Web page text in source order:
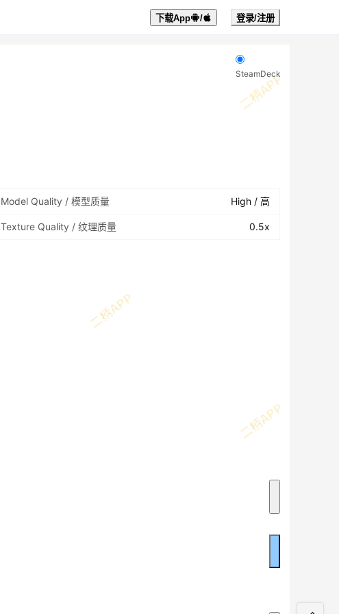
下载App / 登录/注册
SteamDeck
Model Quality / 模型质量 High / 高
Texture Quality / 纹理质量 0.5x